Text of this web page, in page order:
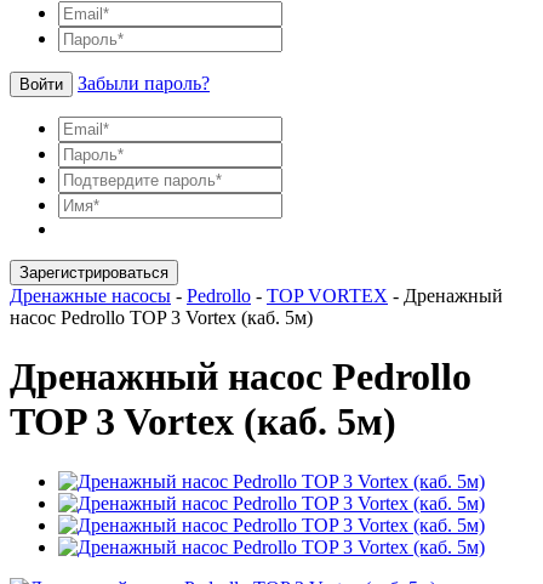
Войти Забыли пароль?
Зарегистрироваться
Дренажные насосы - Pedrollo - TOP VORTEX - Дренажный
насос Pedrollo TOP 3 Vortex (каб. 5м)
Дренажный насос Pedrollo
TOP 3 Vortex (каб. 5м)